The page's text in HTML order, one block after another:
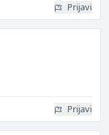
Prijavi
Prijavi